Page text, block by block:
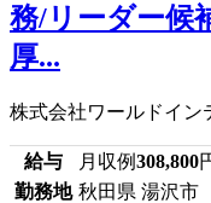
務/リーダー候
厚...
株式会社ワールドイン
給与 月収例308,800
勤務地 秋田県 湯沢市